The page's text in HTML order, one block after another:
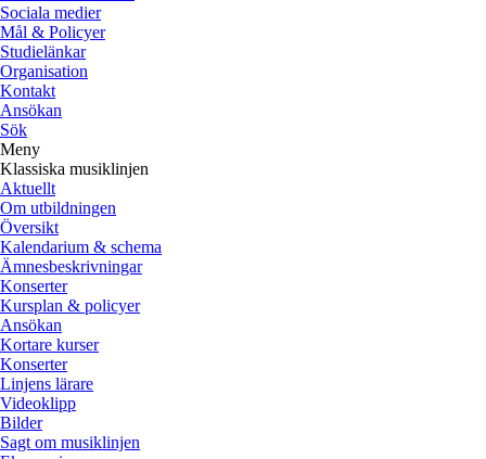
Sociala medier
Mål & Policyer
Studielänkar
Organisation
Kontakt
Ansökan
Sök
Meny
Klassiska musiklinjen
Aktuellt
Om utbildningen
Översikt
Kalendarium & schema
Ämnesbeskrivningar
Konserter
Kursplan & policyer
Ansökan
Kortare kurser
Konserter
Linjens lärare
Videoklipp
Bilder
Sagt om musiklinjen